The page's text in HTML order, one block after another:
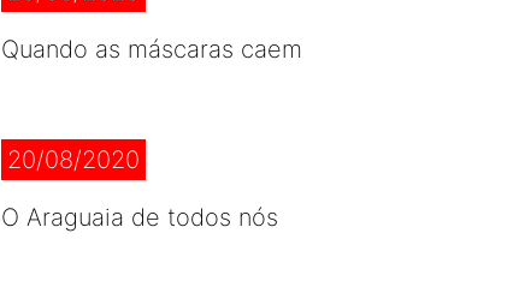
Quando as máscaras caem
20/08/2020
O Araguaia de todos nós